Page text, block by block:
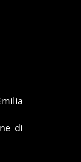
di